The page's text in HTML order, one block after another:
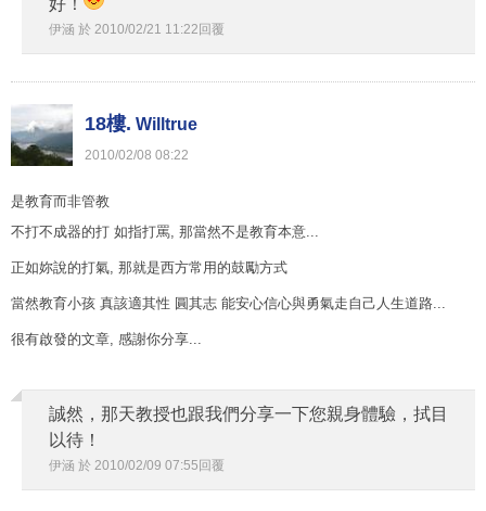
好！
伊涵 於 2010/02/21 11:22 回覆
18樓. Willtrue
2010/02/08 08:22
是教育而非管教
不打不成器的打 如指打罵, 那當然不是教育本意...
正如妳說的打氣, 那就是西方常用的鼓勵方式
當然教育小孩 真該適其性 圓其志 能安心信心與勇氣走自己人生道路...
很有啟發的文章, 感謝你分享...
誠然，那天教授也跟我們分享一下您親身體驗，拭目
以待！
伊涵 於 2010/02/09 07:55 回覆